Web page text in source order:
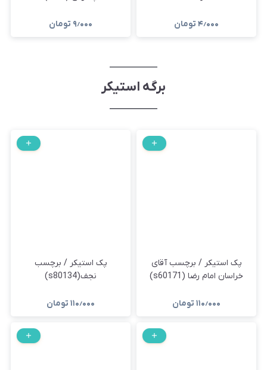
۴٫۰۰۰ تومان ۹٫۰۰۰ تومان
برگه استیکر
پک استیکر / برچسب آقای
خراسان امام رضا (s60171)
۱۱۰٫۰۰۰ تومان
پک استیکر / برچسب
نجف(s80134)
۱۱۰٫۰۰۰ تومان